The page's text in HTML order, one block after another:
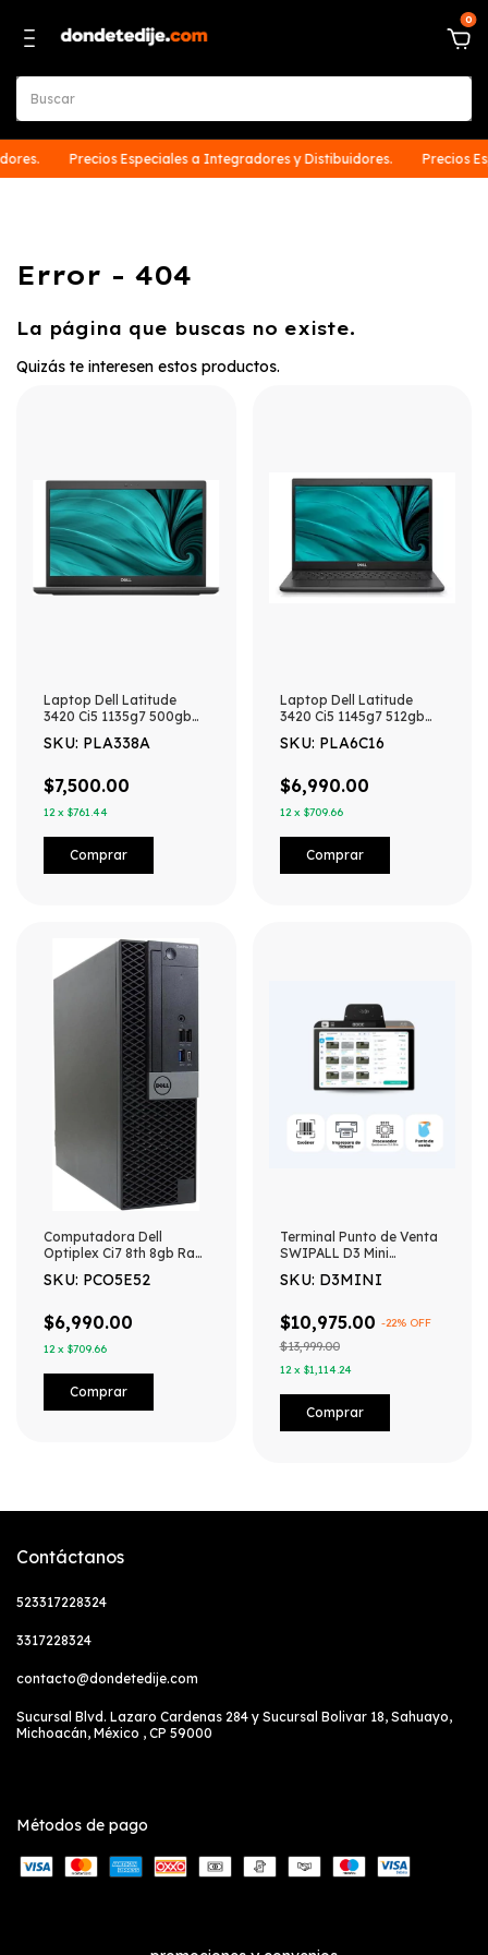
0
Precios Especiales a Integradores y Distibuidores. Precios
Error - 404
La página que buscas no existe.
Quizás te interesen estos productos.
Laptop Dell Latitude
3420 Ci5 1135g7 500gb
(Reacondicionado)
SKU: PLA338A
$7,500.00
12 x $761.44
Laptop Dell Latitude
3420 Ci5 1145g7 512gb
(Reacondicionado)
SKU: PLA6C16
$6,990.00
12 x $709.66
Computadora Dell
Optiplex Ci7 8th 8gb Ram
Reacondicionada
SKU: PCO5E52
$6,990.00
12 x $709.66
Terminal Punto de Venta
SWIPALL D3 Mini
impresora, software
y lector codigo de barras
integrado
SKU: D3MINI
$10,975.00 -22% OFF
$13,999.00
12 x $1,114.24
Contáctanos
523317228324
3317228324
contacto@dondetedije.com
Sucursal Blvd. Lazaro Cardenas 284 y Sucursal Bolivar 18, Sahuayo,
Michoacán, México , CP 59000
Métodos de pago